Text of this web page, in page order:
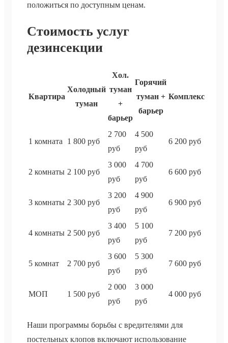
положиться по доступным ценам.
Стоимость услуг
дезинсекции
Квартира
Холодный
туман
Хол.
туман
+
барьер
Горячий
туман +
барьер
Комплекс
1 комната 1 800 руб
2 700
руб
4 500
руб
6 200 руб
2 комнаты 2 100 руб
3 000
руб
4 700
руб
6 600 руб
3 комнаты 2 300 руб
3 200
руб
4 900
руб
6 900 руб
4 комнаты 2 500 руб
3 400
руб
5 100
руб
7 200 руб
5 комнат 2 700 руб
3 600
руб
5 300
руб
7 600 руб
МОП 1 500 руб
2 000
руб
3 000
руб
4 000 руб
Наши программы борьбы с вредителями для
постельных клопов включают использование